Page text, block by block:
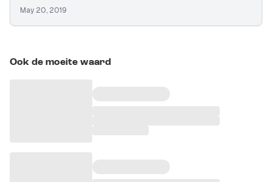
May 20, 2019
Ook de moeite waard